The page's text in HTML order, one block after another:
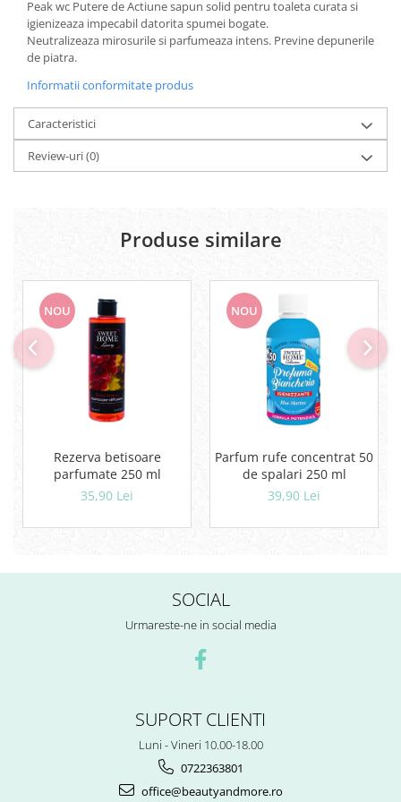
Geluri si deodorante igiena intima
Produse manichiura & pedichiura
Oja si lac de unghii
Accesorii manichiura & pedichiura
Scutece adulti
Seturi cadou
Peak wc Putere de Actiune sapun solid pentru toaleta curata si
igienizeaza impecabil datorita spumei bogate.
Neutralizeaza mirosurile si parfumeaza intens. Previne depunerile
de piatra.
Informatii conformitate produs
Caracteristici
Review-uri(0)
Produse similare
NOU
Rezerva betisoare
parfumate 250 ml
35,90 Lei
NOU
Parfum rufe concentrat 50
de spalari 250 ml
39,90 Lei
SOCIAL
Urmareste-ne in social media
SUPORT CLIENTI
Luni - Vineri 10.00-18.00
0722363801
office@beautyandmore.ro